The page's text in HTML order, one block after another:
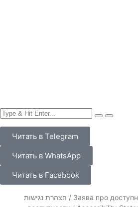
Читать в Telegram
Читать в WhatsApp
Читать в Facebook
הצהרת נגישות / Заява про доступність / Заявление о